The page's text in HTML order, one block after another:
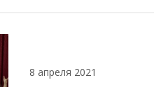
8 апреля 2021